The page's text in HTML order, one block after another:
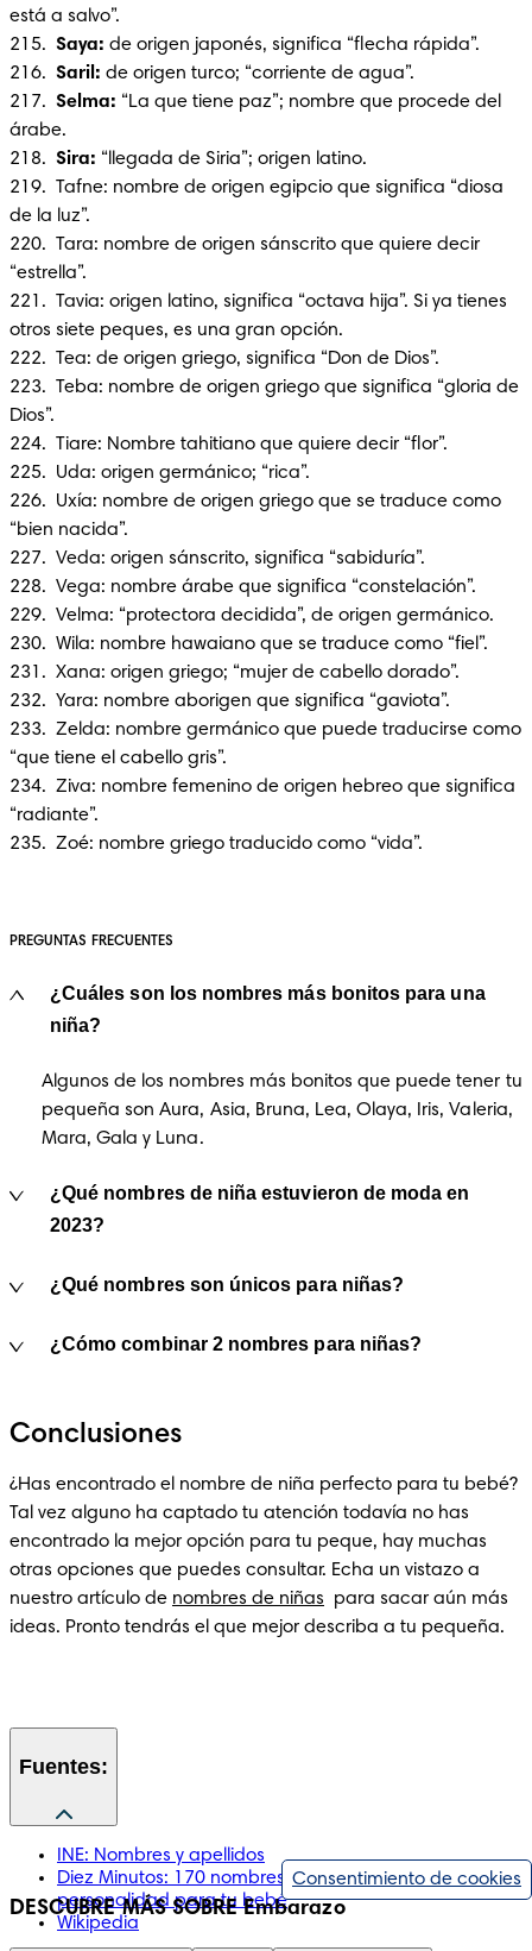
está a salvo”.
215. Saya: de origen japonés, significa “flecha rápida”.
216. Saril: de origen turco; “corriente de agua”.
217. Selma: “La que tiene paz”; nombre que procede del
árabe.
218. Sira: “llegada de Siria”; origen latino.
219.  Tafne: nombre de origen egipcio que significa “diosa
de la luz”.
220.  Tara: nombre de origen sánscrito que quiere decir
“estrella”.
221.  Tavia: origen latino, significa “octava hija”. Si ya tienes
otros siete peques, es una gran opción.
222.  Tea: de origen griego, significa “Don de Dios”.
223.  Teba: nombre de origen griego que significa “gloria de
Dios”.
224.  Tiare: Nombre tahitiano que quiere decir “flor”.
225.  Uda: origen germánico; “rica”.
226.  Uxía: nombre de origen griego que se traduce como
“bien nacida”.
227.  Veda: origen sánscrito, significa “sabiduría”.
228.  Vega: nombre árabe que significa “constelación”.
229.  Velma: “protectora decidida”, de origen germánico.
230.  Wila: nombre hawaiano que se traduce como “fiel”.
231.  Xana: origen griego; “mujer de cabello dorado”.
232.  Yara: nombre aborigen que significa “gaviota”.
233.  Zelda: nombre germánico que puede traducirse como
“que tiene el cabello gris”.
234.  Ziva: nombre femenino de origen hebreo que significa
“radiante”.
235.  Zoé: nombre griego traducido como “vida”.
PREGUNTAS FRECUENTES
¿Cuáles son los nombres más bonitos para una
niña?
Algunos de los nombres más bonitos que puede tener tu
pequeña son Aura, Asia, Bruna, Lea, Olaya, Iris, Valeria,
Mara, Gala y Luna.
¿Qué nombres de niña estuvieron de moda en
2023?
¿Qué nombres son únicos para niñas?
¿Cómo combinar 2 nombres para niñas?
Conclusiones
¿Has encontrado el nombre de niña perfecto para tu bebé?
Tal vez alguno ha captado tu atención todavía no has
encontrado la mejor opción para tu peque, hay muchas
otras opciones que puedes consultar. Echa un vistazo a
nuestro artículo de nombres de niñas
  para sacar aún más
ideas. Pronto tendrás el que mejor describa a tu pequeña.
Fuentes:
INE: Nombres y apellidos
Diez Minutos: 170 nombres de niña cortos y con
personalidad para tu bebé
Wikipedia
DESCUBRE MÁS SOBRE Embarazo
Consentimiento de cookies